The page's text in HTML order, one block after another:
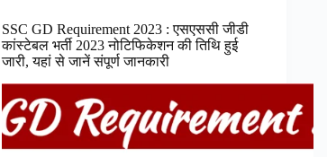
SSC GD Requirement 2023 : एसएससी जीडी
कांस्टेबल भर्ती 2023 नोटिफिकेशन की तिथि हुई
जारी, यहां से जानें संपूर्ण जानकारी